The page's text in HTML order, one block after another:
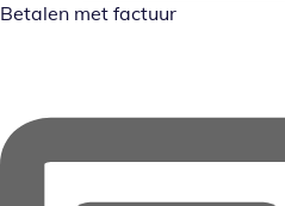
Betalen met factuur